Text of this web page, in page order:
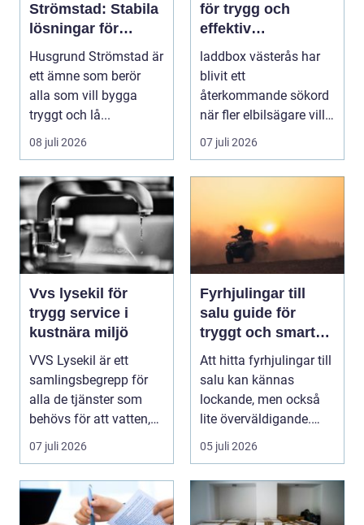
Strömstad: Stabila
lösningar för
boende vid kusten
Husgrund Strömstad är
ett ämne som berör
alla som vill bygga
tryggt och lå...
08 juli 2026
för trygg och
effektiv
hemmaladdning
laddbox västerås har
blivit ett
återkommande sökord
när fler elbilsägare vill
ladda hemma på ett
07 juli 2026
Vvs lysekil för
trygg service i
kustnära miljö
VVS Lysekil är ett
samlingsbegrepp för
alla de tjänster som
behövs för att vatten,
värme och avlopp ...
07 juli 2026
Fyrhjulingar till
salu guide för
tryggt och smart
köp
Att hitta fyrhjulingar till
salu kan kännas
lockande, men också
lite överväldigande.
Utbudet är stor...
05 juli 2026